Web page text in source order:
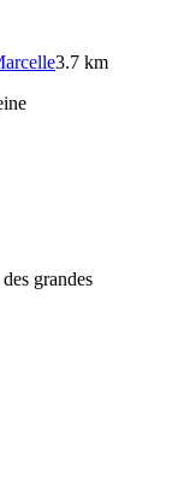
3.7 km
grandes